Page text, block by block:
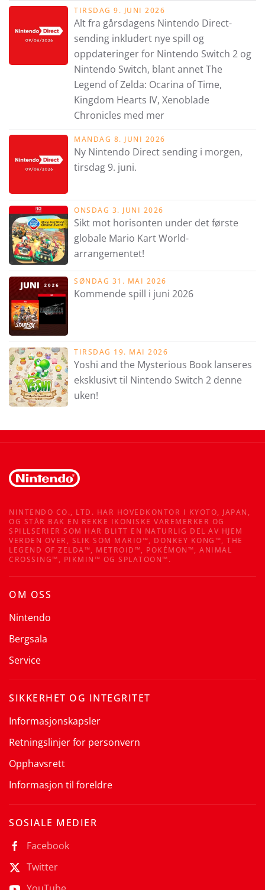
TIRSDAG 9. JUNI 2026
Alt fra gårsdagens Nintendo Direct-
sending inkludert nye spill og
oppdateringer for Nintendo Switch 2 og
Nintendo Switch, blant annet The
Legend of Zelda: Ocarina of Time,
Kingdom Hearts IV, Xenoblade
Chronicles med mer
MANDAG 8. JUNI 2026
Ny Nintendo Direct sending i morgen,
tirsdag 9. juni.
ONSDAG 3. JUNI 2026
Sikt mot horisonten under det første
globale Mario Kart World-
arrangementet!
SØNDAG 31. MAI 2026
Kommende spill i juni 2026
TIRSDAG 19. MAI 2026
Yoshi and the Mysterious Book lanseres
eksklusivt til Nintendo Switch 2 denne
uken!
NINTENDO CO., LTD. HAR HOVEDKONTOR I KYOTO, JAPAN,
OG STÅR BAK EN REKKE IKONISKE VAREMERKER OG
SPILLSERIER SOM HAR BLITT EN NATURLIG DEL AV HJEM
VERDEN OVER, SLIK SOM MARIO™, DONKEY KONG™, THE
LEGEND OF ZELDA™, METROID™, POKÉMON™, ANIMAL
CROSSING™, PIKMIN™ OG SPLATOON™.
OM OSS
Nintendo
Bergsala
Service
SIKKERHET OG INTEGRITET
Informasjonskapsler
Retningslinjer for personvern
Opphavsrett
Informasjon til foreldre
SOSIALE MEDIER
Facebook
Twitter